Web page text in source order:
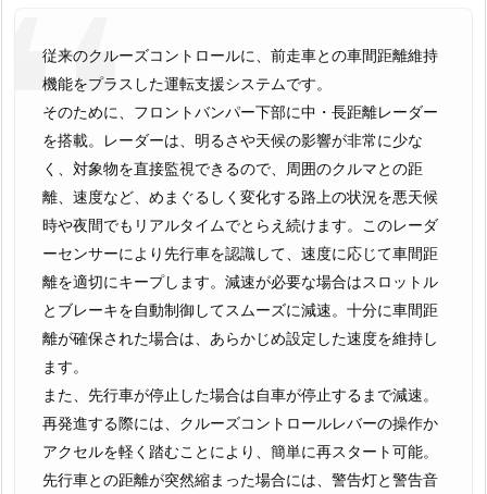
従来のクルーズコントロールに、前走車との車間距離維持
機能をプラスした運転支援システムです。
そのために、フロントバンパー下部に中・長距離レーダー
を搭載。レーダーは、明るさや天候の影響が非常に少な
く、対象物を直接監視できるので、周囲のクルマとの距
離、速度など、めまぐるしく変化する路上の状況を悪天候
時や夜間でもリアルタイムでとらえ続けます。このレーダ
ーセンサーにより先行車を認識して、速度に応じて車間距
離を適切にキープします。減速が必要な場合はスロットル
とブレーキを自動制御してスムーズに減速。十分に車間距
離が確保された場合は、あらかじめ設定した速度を維持し
ます。
また、先行車が停止した場合は自車が停止するまで減速。
再発進する際には、クルーズコントロールレバーの操作か
アクセルを軽く踏むことにより、簡単に再スタート可能。
先行車との距離が突然縮まった場合には、警告灯と警告音